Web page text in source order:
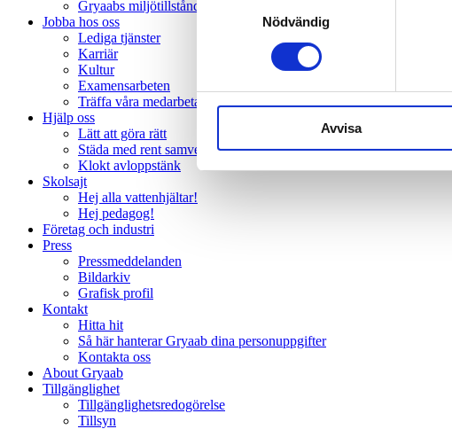
Nödvändig
Avvisa
Gryaabs miljötillstånd
Jobba hos oss
Lediga tjänster
Karriär
Kultur
Examensarbeten
Träffa våra medarbetare
Hjälp oss
Lätt att göra rätt
Städa med rent samvete
Klokt avloppstänk
Skolsajt
Hej alla vattenhjältar!
Hej pedagog!
Företag och industri
Press
Pressmeddelanden
Bildarkiv
Grafisk profil
Kontakt
Hitta hit
Så här hanterar Gryaab dina personuppgifter
Kontakta oss
About Gryaab
Tillgänglighet
Tillgänglighetsredogörelse
Tillsyn